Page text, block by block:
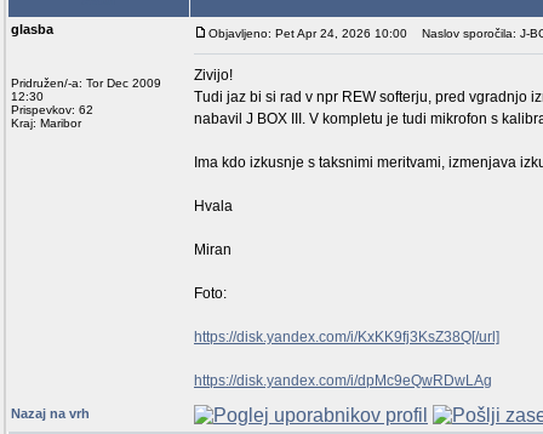
glasba
Pridružen/-a: Tor Dec 2009
12:30
Prispevkov: 62
Kraj: Maribor
Objavljeno: Pet Apr 24, 2026 10:00 Naslov sporočila: J-
Zivijo!
Tudi jaz bi si rad v npr REW softerju, pred vgradnjo
nabavil J BOX III. V kompletu je tudi mikrofon s
Ima kdo izkusnje s taksnimi meritvami, izmenjava
Hvala
Miran
Foto:
https://disk.yandex.com/i/KxKK9fj3KsZ38Q[/url]
https://disk.yandex.com/i/dpMc9eQwRDwLAg
Nazaj na vrh